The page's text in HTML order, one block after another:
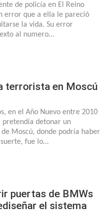
de policía en El Reino
error que a ella le pareció
la vida. Su error
al numero…
terrorista en Moscú
en el Año Nuevo entre 2010
pretendía detonar un
Moscú, donde podría haber
suerte, fue lo…
puertas de BMWs
el sistema